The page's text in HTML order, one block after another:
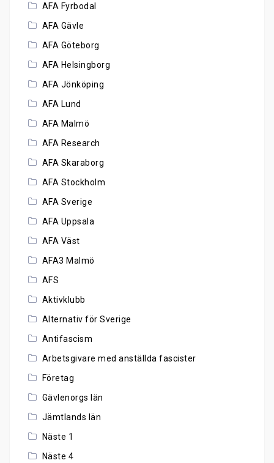
AFA Fyrbodal
AFA Gävle
AFA Göteborg
AFA Helsingborg
AFA Jönköping
AFA Lund
AFA Malmö
AFA Research
AFA Skaraborg
AFA Stockholm
AFA Sverige
AFA Uppsala
AFA Väst
AFA3 Malmö
AFS
Aktivklubb
Alternativ för Sverige
Antifascism
Arbetsgivare med anställda fascister
Företag
Gävlenorgs län
Jämtlands län
Näste 1
Näste 4